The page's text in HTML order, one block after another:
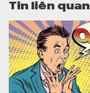
Tin liên quan